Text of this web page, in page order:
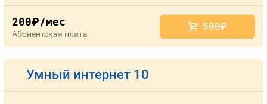
200руб./мес
Абонентская плата
500руб.
Умный интернет 10